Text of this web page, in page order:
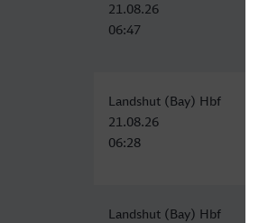
21.08.26
06:47
Landshut (Bay) Hbf
21.08.26
06:28
Landshut (Bay) Hbf